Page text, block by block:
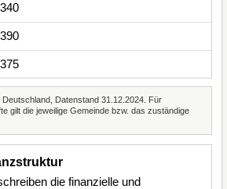
340
390
375
Datenstand 31.12.2024. Für
gilt die jeweilige Gemeinde bzw. das zuständige
die finanzielle und